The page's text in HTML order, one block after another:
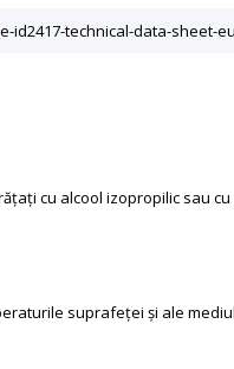
id2417-technical-data-sheet-
cu alcool izopropilic sau
suprafeței și ale